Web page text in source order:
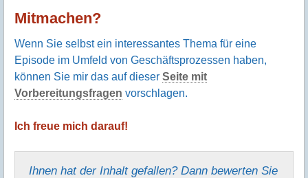
Mitmachen?
Wenn Sie selbst ein interessantes Thema für eine
Episode im Umfeld von Geschäftsprozessen haben,
können Sie mir das auf dieser Seite mit
Vorbereitungsfragen vorschlagen.
Ich freue mich darauf!
Ihnen hat der Inhalt gefallen? Dann bewerten Sie